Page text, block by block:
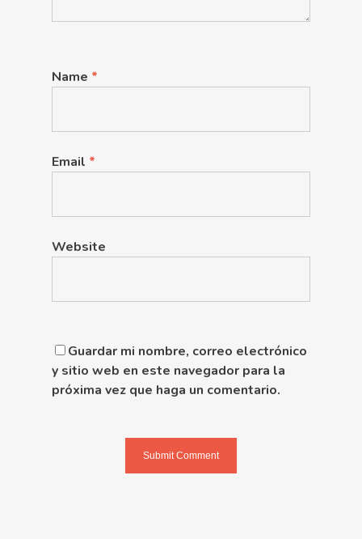
Name *
Email *
Website
Guardar mi nombre, correo electrónico
y sitio web en este navegador para la
próxima vez que haga un comentario.